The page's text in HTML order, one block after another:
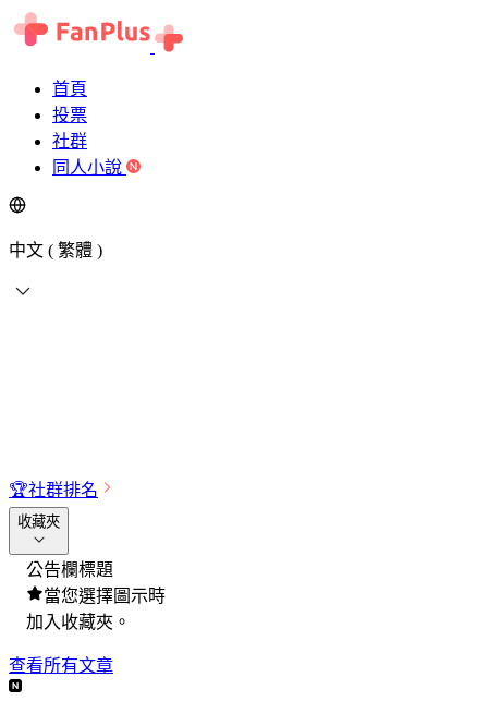
首頁
投票
社群
同人小說
中文 ( 繁體 )
🏆社群排名
收藏夾
公告欄標題
當您選擇圖示時
加入收藏夾。
查看所有文章